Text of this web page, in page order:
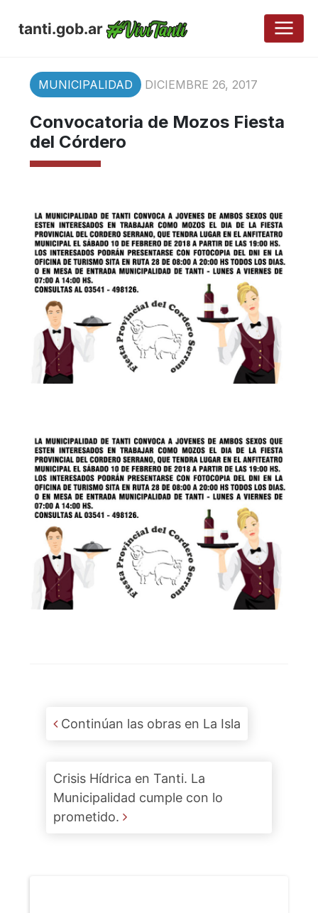
tanti.gob.ar
MUNICIPALIDAD DICIEMBRE 26, 2017
Convocatoria de Mozos Fiesta
del Córdero
Post navigation
Continúan las obras en La Isla
Crisis Hídrica en Tanti. La
Municipalidad cumple con lo
prometido.